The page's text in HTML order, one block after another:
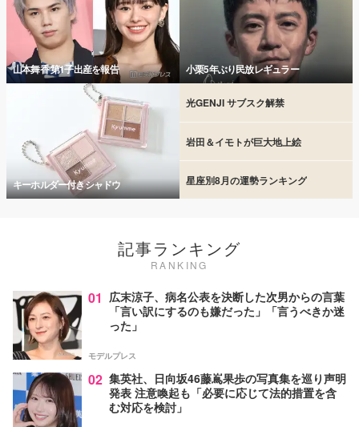
山本舞香 第1子出産を報告 小栗5年ぶり民放レギュラー
キーホルダー付きシャドウ
光GENJI サブスク解禁
岩田＆イモトが巨大地上絵
星座別8月の運勢ランキング
記事ランキング
RANKING
01 広末涼子、病名公表を決断した次男からの言葉
「言い訳にするのも嫌だった」「言うべきか迷
った」
モデルプレス
02 集英社、日向坂46藤嶌果歩の写真集を巡り声明
発表 注意喚起も「必要に応じて法的措置を含
む対応を検討」